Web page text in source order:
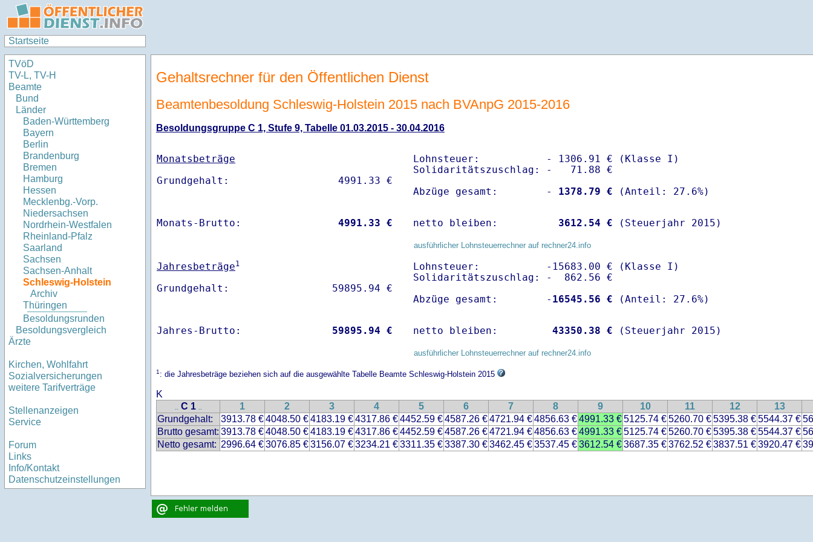
Startseite
TVöD
TV-L, TV-H
Beamte
Bund
Länder
Baden-Württemberg
Bayern
Berlin
Brandenburg
Bremen
Hamburg
Hessen
Mecklenbg.-Vorp.
Niedersachsen
Nordrhein-Westfalen
Rheinland-Pfalz
Saarland
Sachsen
Sachsen-Anhalt
Schleswig-Holstein
Archiv
Thüringen
Besoldungsrunden
Besoldungsvergleich
Ärzte
Kirchen, Wohlfahrt
Sozialversicherungen
weitere Tarifverträge
Stellenanzeigen
Service
Forum
Links
Info/Kontakt
Datenschutzeinstellungen
Gehaltsrechner für den Öffentlichen Dienst
Beamtenbesoldung Schleswig-Holstein 2015 nach BVAnpG 2015-2016
Besoldungsgruppe C 1, Stufe 9, Tabelle 01.03.2015 - 30.04.2016
Monatsbeträge
Lohnsteuer:           - 1306.91 € (Klasse I)
Solidaritätszuschlag: -   71.88 €
Abzüge gesamt:        -
1378.79 €
Monats-Brutto: 4991.33 € netto bleiben: 3612.54 € (Steuerjahr 2015)
ausführlicher Lohnsteuerrechner auf rechner24.info
Jahresbeträge1
Lohnsteuer:           -15683.00 € (Klasse I)
Solidaritätszuschlag: -  862.56 €
Abzüge gesamt:        - 16545.56 €
Jahres-Brutto: 59895.94 € netto bleiben: 43350.38 € (Steuerjahr 2015)
ausführlicher Lohnsteuerrechner auf rechner24.info
1: die Jahresbeträge beziehen sich auf die ausgewählte Tabelle Beamte Schleswig-Holstein 2015
K
.. C 1 .. 1 2 3 4 5 6 7 8 9 10 11 12
13
Grundgehalt:
3913.78 €4048.50 €4183.19 €4317.86 €4452.59 €4587.26 €4721.94 €4856.63 €4991.33 €5125.74 €5260.70 €5395.38 €5544.37 €
Brutto gesamt: 3913.78 €4048.50 €4183.19 €4317.86 €4452.59 €4587.26 €4721.94 €4856.63 €4991.33 €5125.74 €5260.70 €5395.38 €5544.37 €
Netto gesamt: 2996.64 €3076.85 €3156.07 €3234.21 €3311.35 €3387.30 €3462.45 €3537.45 €3612.54 €3687.35 €3762.52 €3837.51 €3920.47 €